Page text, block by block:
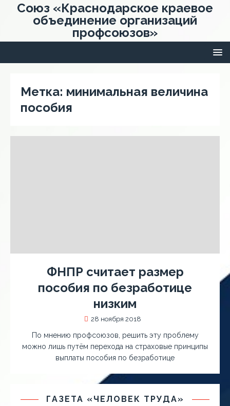
Союз «Краснодарское краевое
объединение организаций
профсоюзов»
Метка: минимальная величина
пособия
ФНПР считает размер
пособия по безработице
низким
28 ноября 2018
По мнению профсоюзов, решить эту проблему
можно лишь путём перехода на страховые принципы
выплаты пособия по безработице
ГАЗЕТА «ЧЕЛОВЕК ТРУДА»